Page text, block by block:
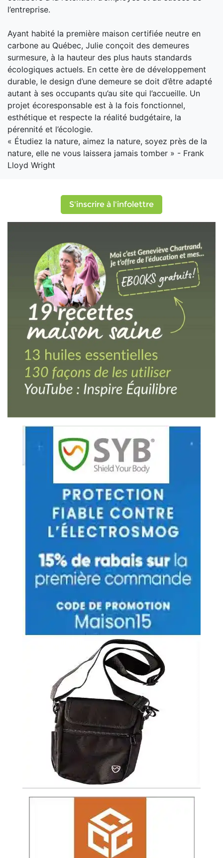
l’entreprise.
Ayant habité la première maison certifiée neutre en
carbone au Québec, Julie conçoit des demeures
surmesure, à la hauteur des plus hauts standards
écologiques actuels. En cette ère de développement
durable, le design d’une demeure se doit d’être adapté
autant à ses occupants qu’au site qui l’accueille. Un
projet écoresponsable est à la fois fonctionnel,
esthétique et respecte la réalité budgétaire, la
pérennité et l’écologie.
« Étudiez la nature, aimez la nature, soyez près de la
nature, elle ne vous laissera jamais tomber » - Frank
Lloyd Wright
S'inscrire à l'infolettre